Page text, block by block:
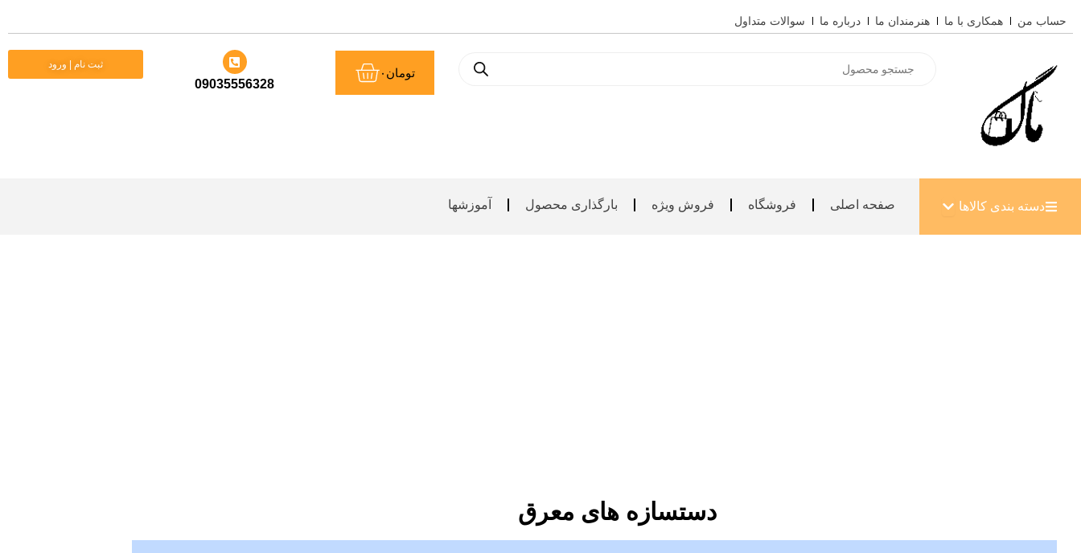
به
حساب من همکاری با ما هنرمندان ما درباره ما سوالات متداول
search
تومان ۰سبد
خرید
09035556328
ثبت نام | ورود
دسته بندی کالاها باز کردن دسته بندی کالاها
صفحه اصلی فروشگاه فروش ویژه بارگذاری محصول آموزشها
دستسازه های معرق